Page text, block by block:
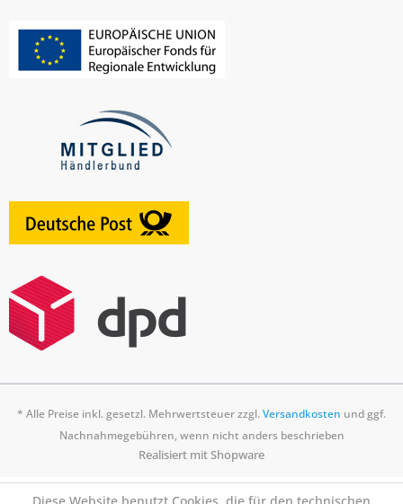
* Alle Preise inkl. gesetzl. Mehrwertsteuer zzgl.Versandkosten und ggf.
Nachnahmegebühren, wenn nicht anders beschrieben
Realisiert mit Shopware